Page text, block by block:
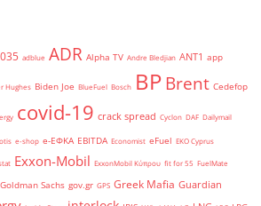
adblue ADR Alpha TV Andre Bledjian ANT1 app
Hughes Biden Joe BlueFuel Bosch BPBrent Cedefop
covid-19 crack spread Cyclon DAF Dailymail
e-shop e-ΕΦΚΑ EBITDA Economist eFuel EKO Cyprus
Exxon-Mobil ExxonMobil Κύπρου fit for 55 FuelMate
Goldman Sachs gov.gr GPS Greek Mafia Guardian